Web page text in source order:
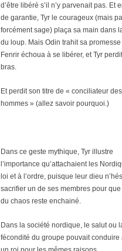
d’être libéré s’il n’y parvenait pas. Et
de garantie, Tyr le courageux (mais
forcément sage) plaça sa main dans
du loup. Mais Odin trahit sa
Fenrir échoua à se libérer, et Tyr
bras.
Et perdit son titre de « conciliateur des
hommes » (allez savoir pourquoi.)
Dans ce geste mythique, Tyr illustre
l’importance qu’attachaient les
loi et à l’ordre, puisque leur dieu
sacrifier un de ses membres pour
du chaos reste enchainé.
Dans la société nordique, le salut ou
fécondité du groupe pouvait conduire